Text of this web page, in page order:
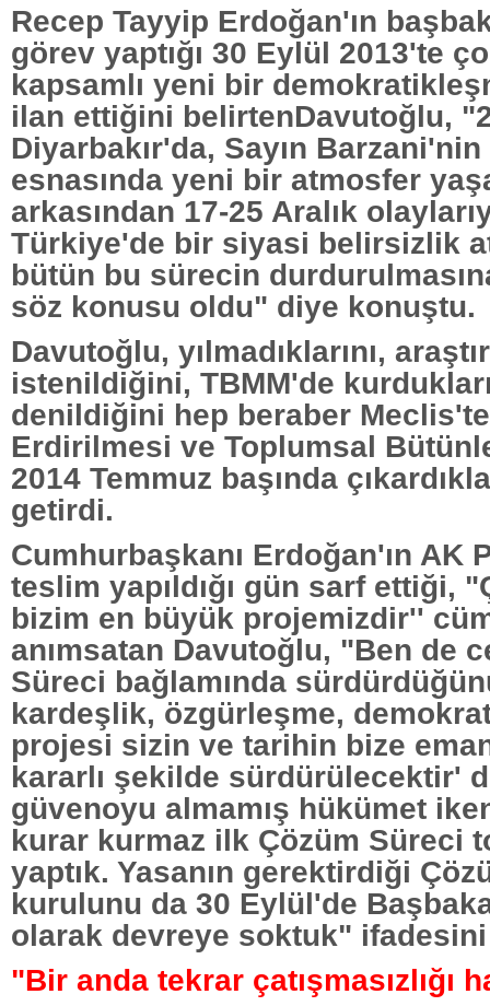
Recep Tayyip Erdoğan'ın
görev yaptığı 30 Eylül 2013'te
kapsamlı yeni bir
ilan ettiğini belirtenDavutoğlu,
Diyarbakır'da, Sayın
esnasında yeni bir atmosfer
arkasından 17-25 Aralık
Türkiye'de bir siyasi belirsizlik
bütün bu sürecin
söz konusu oldu" diye konuştu.
Davutoğlu, yılmadıklarını,
istenildiğini, TBMM'de
denildiğini hep beraber
Erdirilmesi ve Toplumsal
2014 Temmuz başında
getirdi.
Cumhurbaşkanı Erdoğan'ın AK
teslim yapıldığı gün sarf ettiği,
bizim en büyük projemizdir''
anımsatan Davutoğlu, "Ben de
Süreci bağlamında
kardeşlik, özgürleşme,
projesi sizin ve tarihin bize
kararlı şekilde sürdürülecektir'
güvenoyu almamış hükümet
kurar kurmaz ilk Çözüm Süreci
yaptık. Yasanın gerektirdiği
kurulunu da 30 Eylül'de
olarak devreye soktuk" ifadesini
"Bir anda tekrar çatışmasızlığı